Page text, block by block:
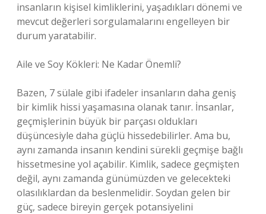
insanların kişisel kimliklerini, yaşadıkları dönemi ve
mevcut değerleri sorgulamalarını engelleyen bir
durum yaratabilir.
Aile ve Soy Kökleri: Ne Kadar Önemli?
Bazen, 7 sülale gibi ifadeler insanların daha geniş
bir kimlik hissi yaşamasına olanak tanır. İnsanlar,
geçmişlerinin büyük bir parçası oldukları
düşüncesiyle daha güçlü hissedebilirler. Ama bu,
aynı zamanda insanın kendini sürekli geçmişe bağlı
hissetmesine yol açabilir. Kimlik, sadece geçmişten
değil, aynı zamanda günümüzden ve gelecekteki
olasılıklardan da beslenmelidir. Soydan gelen bir
güç, sadece bireyin gerçek potansiyelini